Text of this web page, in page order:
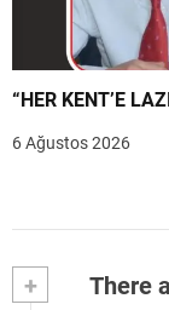
6 Ağustos 2026
+ There